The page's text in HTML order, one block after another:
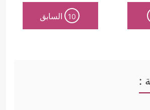
10 السابق
: